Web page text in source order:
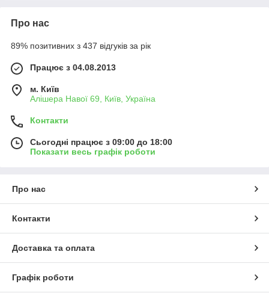
Про нас
89% позитивних з 437 відгуків за рік
Працює з 04.08.2013
м. Київ
Алішера Навої 69, Київ, Україна
Контакти
Сьогодні працює з 09:00 до 18:00
Показати весь графік роботи
Про нас
Контакти
Доставка та оплата
Графік роботи